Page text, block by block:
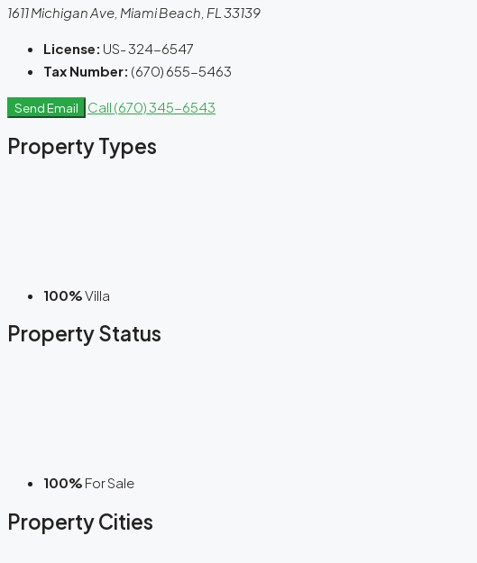
1611 Michigan Ave, Miami Beach, FL 33139
License: US- 324-6547
Tax Number: (670) 655-5463
Send Email Call (670) 345-6543
PropertyTypes
100%Villa
PropertyStatus
100% For Sale
PropertyCities